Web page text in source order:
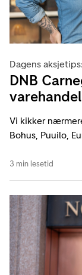
Dagens aksjetips:
DNB
varehandel
Vi kikker
Bohus, Puuilo,
3 min lesetid